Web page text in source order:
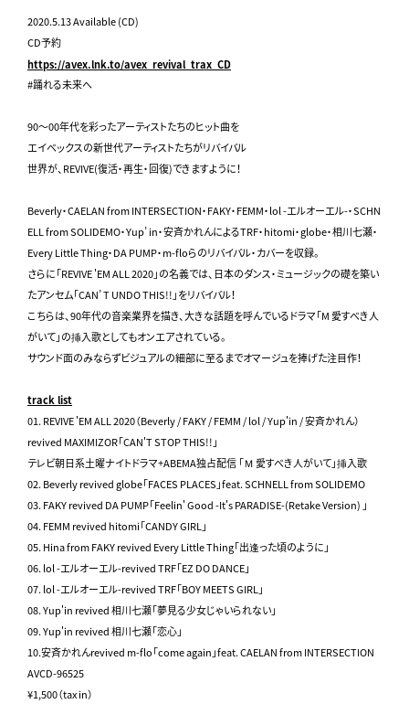
2020.5.13 Available (CD)
CD予約
https://avex.lnk.to/avex_revival_trax_CD
#踊れる未来へ
90～00年代を彩ったアーティストたちのヒット曲を
エイベックスの新世代アーティストたちがリバイバル
世界が、REVIVE(復活・再生・回復)できますように！
Beverly・CAELAN from INTERSECTION・FAKY・FEMM・lol -エルオーエル-・SCHN
ELL from SOLIDEMO・Yup’ in・安斉かれんによるTRF・hitomi・globe・相川七瀬・
Every Little Thing・DA PUMP・m-floらのリバイバル・カバーを収録。
さらに「REVIVE 'EM ALL 2020」の名義では、日本のダンス・ミュージックの礎を築い
たアンセム「CAN’ T UNDO THIS!!」をリバイバル！
こちらは、90年代の音楽業界を描き、大きな話題を呼んでいるドラマ「M 愛すべき人
がいて」の挿入歌としてもオンエアされている。
サウンド面のみならずビジュアルの細部に至るまでオマージュを捧げた注目作！
track list
01. REVIVE 'EM ALL 2020（Beverly / FAKY / FEMM / lol / Yup'in / 安斉かれん）
revived MAXIMIZOR「CAN'T STOP THIS!!」
テレビ朝日系土曜ナイトドラマ+ABEMA独占配信 「Ｍ 愛すべき人がいて」挿入歌
02. Beverly revived globe「FACES PLACES」feat. SCHNELL from SOLIDEMO
03. FAKY revived DA PUMP「Feelin' Good -It's PARADISE-(Retake Version) 」
04. FEMM revived hitomi「CANDY GIRL」
05. Hina from FAKY revived Every Little Thing「出逢った頃のように」
06. lol -エルオーエル-revived TRF「EZ DO DANCE」
07. lol -エルオーエル-revived TRF「BOY MEETS GIRL」
08. Yup'in revived 相川七瀬「夢見る少女じゃいられない」
09. Yup'in revived 相川七瀬「恋心」
10.安斉かれんrevived m-flo「come again」feat. CAELAN from INTERSECTION
AVCD-96525
¥1,500（tax in）